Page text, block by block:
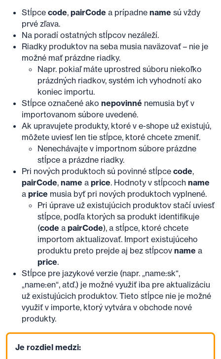
Stĺpce code, pairCode a prípadne name sú vždy
prvé zľava.
Na poradí ostatných stĺpcov nezáleží.
Riadky produktov na seba musia naväzovať – nie je
možné mať prázdne riadky.
Napr. pokiaľ máte uprostred súboru niekoľko
prázdných riadkov, systém ich vyhodnotí ako
koniec importu.
Stĺpce označené ako nepovinné nemusia byť v
importovanom súbore uvedené.
Ak upravujete produkty, ktoré v e-shope už existujú,
môžete uviesť len tie stĺpce, ktoré chcete zmeniť.
Nenechávajte v importnom súbore prázdne
stĺpce a prázdne riadky.
Pri nových produktoch sú povinné stĺpce code,
pairCode, name a price. Hodnoty v stĺpcoch name
a price musia byť pri nových produktoch vyplnené.
Pri úprave už existujúcich produktov stačí uviesť
stĺpce, podľa ktorých sa produkt identifikuje
(code a pairCode), a stĺpce, ktoré chcete
importom aktualizovať. Import existujúceho
produktu preto prejde aj bez stĺpcov name a
price.
Stĺpce pre jazykové verzie (napr. „name:sk“,
„name:en“, atď.) je možné využiť iba pre aktualizáciu
už existujúcich produktov. Tieto stĺpce nie je možné
využiť v importe, ktorý vytvára v obchode nové
produkty.
Je rozdiel medzi: